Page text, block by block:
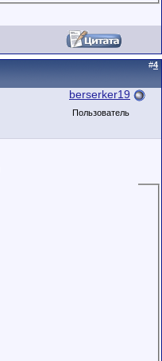
#4
berserker19
Пользователь